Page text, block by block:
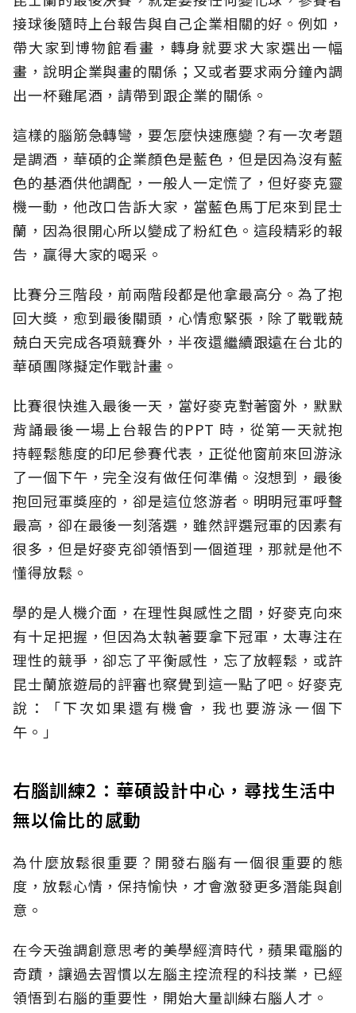
接球後隨時上台報告與自己企業相關的好。例如，
帶大家到博物館看畫，轉身就要求大家選出一幅
畫，說明企業與畫的關係；又或者要求兩分鐘內調
出一杯雞尾酒，請帶到跟企業的關係。
這樣的腦筋急轉彎，要怎麼快速應變？有一次考題
是調酒，華碩的企業顏色是藍色，但是因為沒有藍
色的基酒供他調配，一般人一定慌了，但好麥克靈
機一動，他改口告訴大家，當藍色馬丁尼來到昆士
蘭，因為很開心所以變成了粉紅色。這段精彩的報
告，贏得大家的喝采。
比賽分三階段，前兩階段都是他拿最高分。為了抱
回大獎，愈到最後關頭，心情愈緊張，除了戰戰兢
兢白天完成各項競賽外，半夜還繼續跟遠在台北的
華碩團隊擬定作戰計畫。
比賽很快進入最後一天，當好麥克對著窗外，默默
背誦最後一場上台報告的PPT 時，從第一天就抱
持輕鬆態度的印尼參賽代表，正從他窗前來回游泳
了一個下午，完全沒有做任何準備。沒想到，最後
抱回冠軍獎座的，卻是這位悠游者。明明冠軍呼聲
最高，卻在最後一刻落選，雖然評選冠軍的因素有
很多，但是好麥克卻領悟到一個道理，那就是他不
懂得放鬆。
學的是人機介面，在理性與感性之間，好麥克向來
有十足把握，但因為太執著要拿下冠軍，太專注在
理性的競爭，卻忘了平衡感性，忘了放輕鬆，或許
昆士蘭旅遊局的評審也察覺到這一點了吧。好麥克
說：「下次如果還有機會，我也要游泳一個下
午。」
右腦訓練2：華碩設計中心，尋找生活中
無以倫比的感動
為什麼放鬆很重要？開發右腦有一個很重要的態
度，放鬆心情，保持愉快，才會激發更多潛能與創
意。
在今天強調創意思考的美學經濟時代，蘋果電腦的
奇蹟，讓過去習慣以左腦主控流程的科技業，已經
領悟到右腦的重要性，開始大量訓練右腦人才。